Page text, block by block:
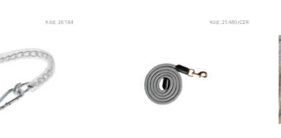
Kód: 26184 Kód:25480/CER